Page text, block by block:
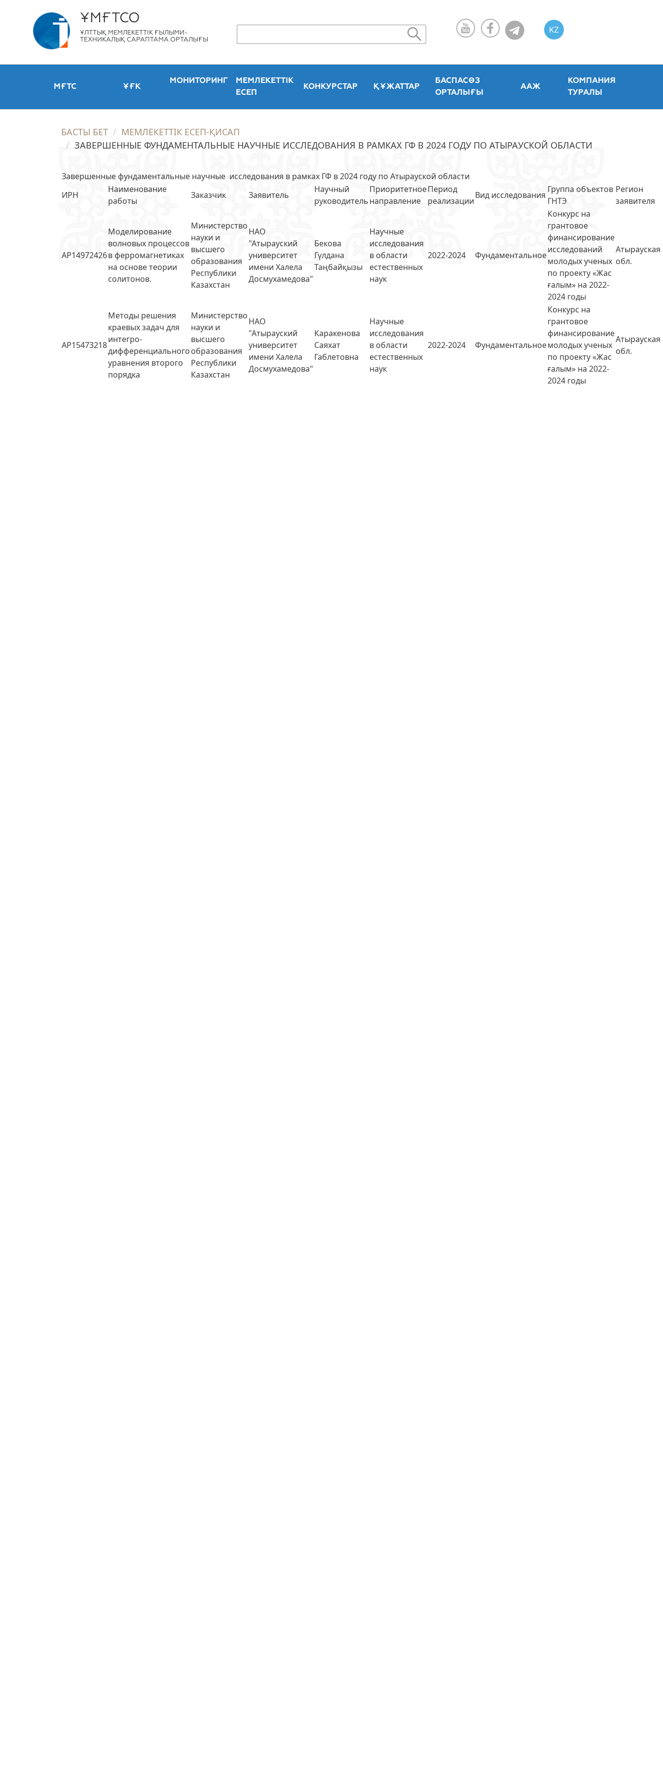
ҰМҒТСО
ҰЛТТЫҚ МЕМЛЕКЕТТІК ҒЫЛЫМИ-
ТЕХНИКАЛЫҚ САРАПТАМА ОРТАЛЫҒЫ
KZ
МҒТС ҰҒК
МОНИТОРИНГ
МЕМЛЕКЕТТІК
ЕСЕП
КОНКУРСТАР ҚҰЖАТТАР
БАСПАСӨЗ
ОРТАЛЫҒЫ
ААЖ
КОМПАНИЯ
ТУРАЛЫ
БАСТЫ БЕТ
МЕМЛЕКЕТТІК ЕСЕП-ҚИСАП
ЗАВЕРШЕННЫЕ ФУНДАМЕНТАЛЬНЫЕ НАУЧНЫЕ ИССЛЕДОВАНИЯ В РАМКАХ ГФ В 2024 ГОДУ ПО АТЫРАУСКОЙ ОБЛАСТИ
Завершенные фундаментальные научные исследования в рамках ГФ в 2024 году по Атырауской области
ИРН
Наименование
работы
Заказчик Заявитель
Научный
руководитель
Приоритетное
направление
Период
реализации
Вид исследования
Группа объектов
ГНТЭ
Регион
заявителя
AP14972426
Моделирование
волновых процессов
в ферромагнетиках
на основе теории
солитонов.
Министерство
науки и
высшего
образования
Республики
Казахстан
НАО
"Атырауский
университет
имени Халела
Досмухамедова"
Бекова
Гүлдана
Таңбайқызы
Научные
исследования
в области
естественных
наук
2022-2024 Фундаментальное
Конкурс на
грантовое
финансирование
исследований
молодых ученых
по проекту «Жас
ғалым» на 2022-
2024 годы
Атырауская
обл.
AP15473218
Методы решения
краевых задач для
интегро-
дифференциального
уравнения второго
порядка
Министерство
науки и
высшего
образования
Республики
Казахстан
НАО
"Атырауский
университет
имени Халела
Досмухамедова"
Каракенова
Саяхат
Габлетовна
Научные
исследования
в области
естественных
наук
2022-2024 Фундаментальное
Конкурс на
грантовое
финансирование
молодых ученых
по проекту «Жас
ғалым» на 2022-
2024 годы
Атырауская
обл.